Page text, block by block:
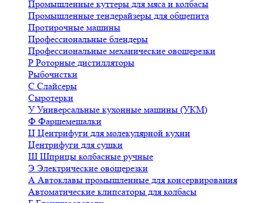
Промышленные куттеры для мяса и колбасы
Промышленные тендерайзеры для общепита
Протирочные машины
Профессиональные блендеры
Профессиональные механические овощерезки
Р Роторные дистилляторы
Рыбочистки
С Слайсеры
Сыротерки
У Универсальные кухонные машины (УКМ)
Ф Фаршемешалки
Ц Центрифуги для молекулярной кухни
Центрифуги для сушки
Ш Шприцы колбасные ручные
Э Электрические овощерезки
А Автоклавы промышленные для консервирования
Автоматические клипсаторы для колбасы